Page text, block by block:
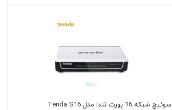
سوئیچ شبکه 16 پورت تندا مدل Tenda S16